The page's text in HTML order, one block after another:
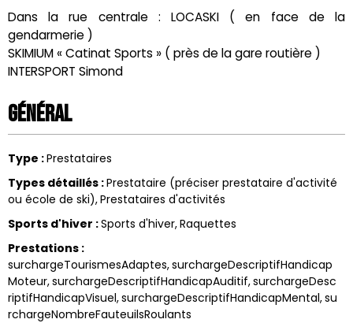
Dans la rue centrale : LOCASKI ( en face de la
gendarmerie )
SKIMIUM « Catinat Sports » ( près de la gare routière )
INTERSPORT Simond
Général
Type :Prestataires
Types détaillés :Prestataire (préciser prestataire d'activité
ou école de ski) Prestataires d'activités
Sports d'hiver :Sports d'hiver Raquettes
Prestations :
surchargeTourismesAdaptes surchargeDescriptifHandicap
Moteur surchargeDescriptifHandicapAuditif surchargeDesc
riptifHandicapVisuel surchargeDescriptifHandicapMental su
rchargeNombreFauteuilsRoulants